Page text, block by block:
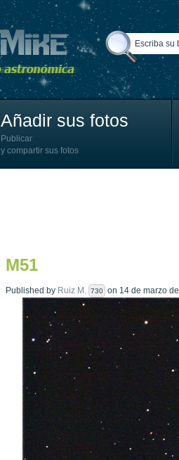
Añadir sus fotos
Publicar
y compartir sus fotos
M51
Published by Ruiz M. 730 on 14 de marzo